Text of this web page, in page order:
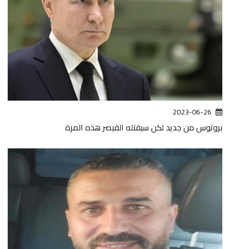
2023-06-26
بروتوس من جديد لكن سيقتله القيصر هذه المرة